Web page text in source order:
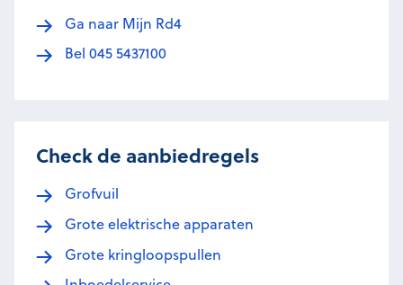
Ga naar Mijn Rd4
Bel 045 5437100
Check de aanbiedregels
Grofvuil
Grote elektrische apparaten
Grote kringloopspullen